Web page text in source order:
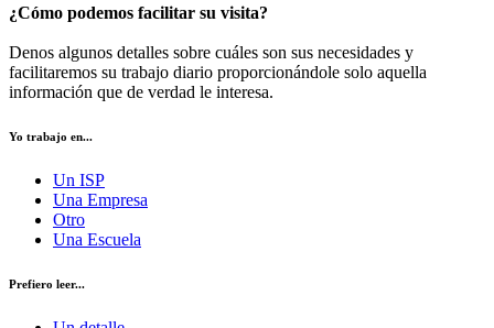
¿Cómo podemos facilitar su visita?
Denos algunos detalles sobre cuáles son sus necesidades y
facilitaremos su trabajo diario proporcionándole solo aquella
información que de verdad le interesa.
Yo trabajo en...
Un ISP
Una Empresa
Otro
Una Escuela
Prefiero leer...